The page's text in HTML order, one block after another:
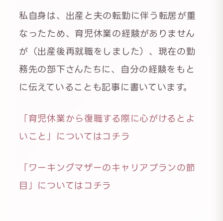
私自身は、出産と夫の転勤に伴う転居が重
なったため、育児休業の経験がありません
が（出産後再就職をしました）、現在の勤
務先の部下さんたちに、自分の経験をもと
に伝えていることも記事に書いています。
「育児休業から復職する際に心がけるとよ
いこと」についてはコチラ
「ワーキングマザーのキャリアプランの節
目」についてはコチラ